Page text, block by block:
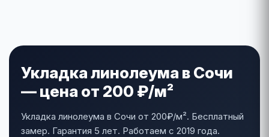
Укладка линолеума в Сочи
— цена от 200 ₽/м²
Укладка линолеума в Сочи от 200₽/м². Бесплатный
замер. Гарантия 5 лет. Работаем с 2019 года.